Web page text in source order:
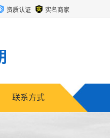
资质认证 实名商家
联系方式